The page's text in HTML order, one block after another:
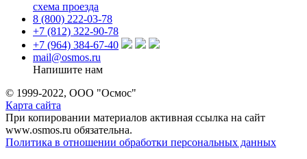
схема проезда
8 (800) 222-03-78
+7 (812) 322-90-78
+7 (964) 384-67-40
mail@osmos.ru
Напишите нам
© 1999-2022, ООО "Осмос"
Карта сайта
При копировании материалов активная ссылка на сайт
www.osmos.ru обязательна.
Политика в отношении обработки персональных данных